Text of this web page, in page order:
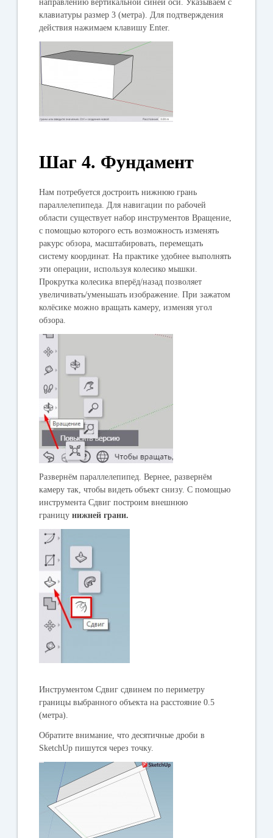
направлению вертикальной синей оси. Указываем с
клавиатуры размер 3 (метра). Для подтверждения
действия нажимаем клавишу Enter.
Шаг 4. Фундамент
Нам потребуется достроить нижнюю грань
параллелепипеда. Для навигации по рабочей
области существует набор инструментовВращение,
с помощью которого есть возможность изменять
ракурс обзора, масштабировать, перемещать
систему координат. На практике удобнее выполнять
эти операции, используя колесико мышки.
Прокрутка колесика вперёд/назад позволяет
увеличивать/уменьшать изображение. При зажатом
колёсике можно вращать камеру, изменяя угол
обзора.
Развернём параллелепипед. Вернее, развернём
камеру так, чтобы видеть объект снизу. С помощью
инструментаСдвигпостроим внешнюю
границу нижней грани.
Инструментом Сдвиг сдвинем по периметру
границы выбранного объекта на расстояние 0.5
(метра).
Обратите внимание, что десятичные дроби в
SketchUp пишутся через точку.